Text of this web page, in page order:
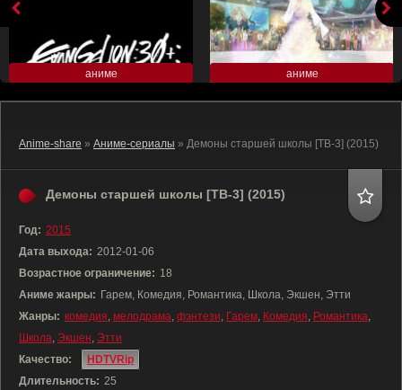
аниме аниме
Anime-share » Аниме-сериалы » Демоны старшей школы [ТВ-3] (2015)
Демоны старшей школы [ТВ-3] (2015)
Год: 2015
Дата выхода: 2012-01-06
Возрастное ограничение: 18
Аниме жанры: Гарем, Комедия, Романтика, Школа, Экшен, Этти
Жанры: комедия, мелодрама, фэнтези, Гарем, Комедия, Романтика,
Школа, Экшен, Этти
Качество:
HDTVRip
Длительность: 25